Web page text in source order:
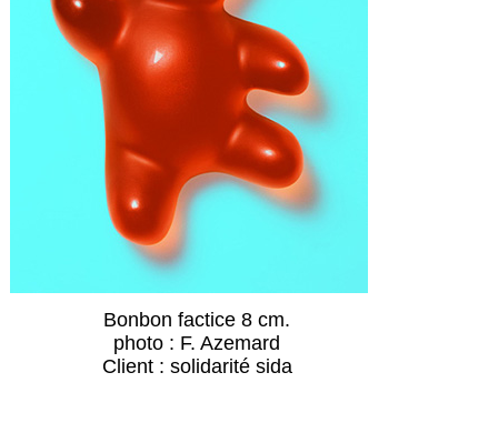
Bonbon factice 8 cm.
photo : F. Azemard
Client : solidarité sida